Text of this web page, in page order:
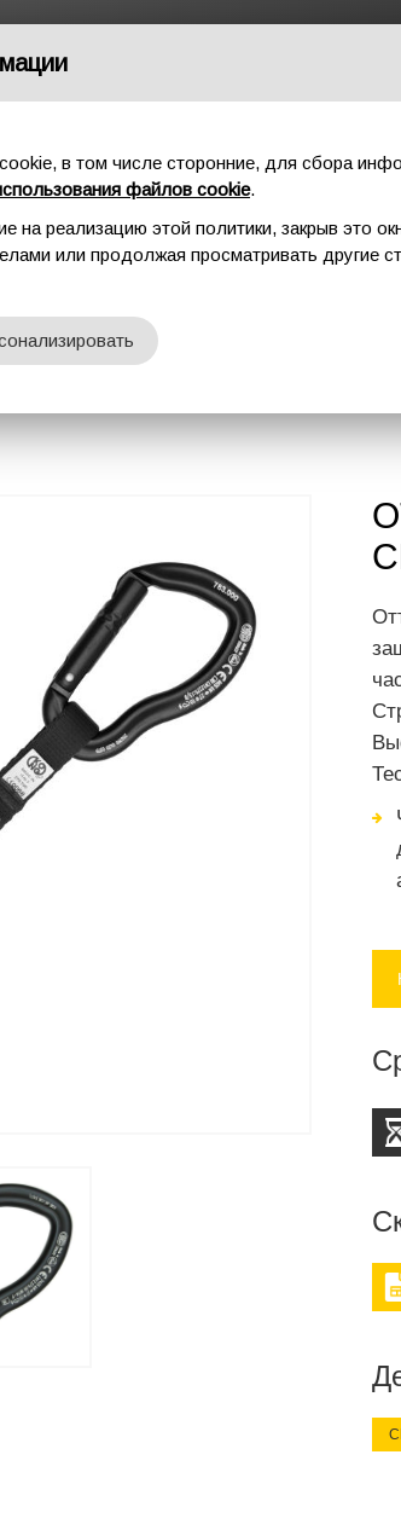
ГЛАВНАЯ СПОРТ
QUICKDRAW
в том числе сторонние, для сбора
файлов cookie.
на реализацию этой политики, закрыв это
или продолжая просматривать другие